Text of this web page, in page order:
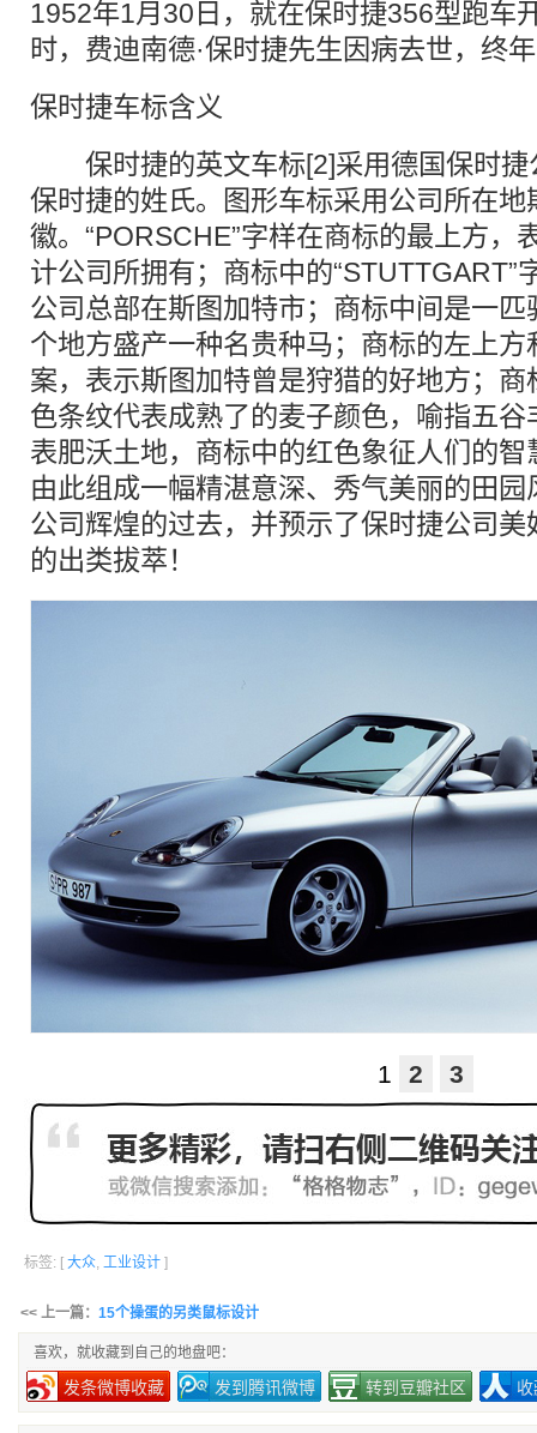
1952年1月30日，就在保时捷356型跑车
时，费迪南德·保时捷先生因病去世，终
保时捷车标含义
保时捷的英文车标[2]采用德国保时捷
保时捷的姓氏。图形车标采用公司所在
徽。“PORSCHE”字样在商标的最上方，
计公司所拥有；商标中的“STUTTGART”
公司总部在斯图加特市；商标中间是一
个地方盛产一种名贵种马；商标的左上
案，表示斯图加特曾是狩猎的好地方；
色条纹代表成熟了的麦子颜色，喻指五
表肥沃土地，商标中的红色象征人们的
由此组成一幅精湛意深、秀气美丽的田
公司辉煌的过去，并预示了保时捷公司
的出类拔萃！
1 2 3
标签: [ 大众, 工业设计 ]
<< 上一篇： 15个操蛋的另类鼠标设计
喜欢，就收藏到自己的地盘吧：
发条微博收藏 发到腾讯微博 转到豆瓣社区